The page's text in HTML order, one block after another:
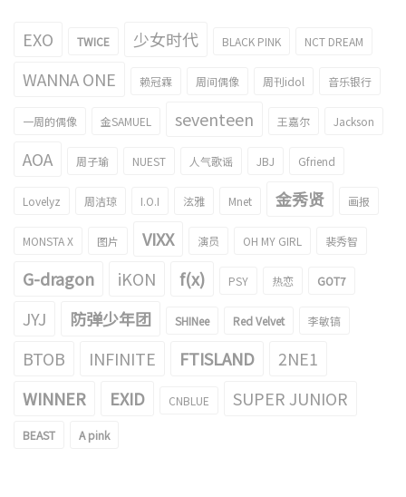
EXO TWICE 少女时代 BLACK PINK NCT DREAM
WANNA ONE 赖冠霖 周间偶像 周刊idol 音乐银行
一周的偶像 金SAMUEL seventeen 王嘉尔 Jackson
AOA 周子瑜 NUEST 人气歌谣 JBJ Gfriend
Lovelyz 周洁琼 I.O.I 泫雅 Mnet 金秀贤 画报
MONSTA X 图片 VIXX 演员 OH MY GIRL 裴秀智
G-dragon iKON f(x) PSY 热恋 GOT7
JYJ 防弹少年团 SHINee Red Velvet 李敏镐
BTOB INFINITE FTISLAND
2NE1
WINNER
EXID CNBLUE SUPER JUNIOR
BEAST A pink